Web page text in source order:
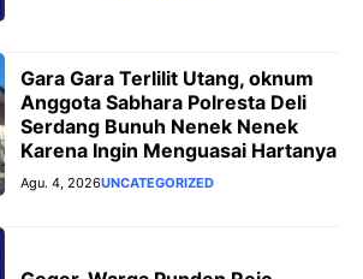
Gara Gara Terlilit Utang, oknum
Anggota Sabhara Polresta Deli
Serdang Bunuh Nenek Nenek
Karena Ingin Menguasai Hartanya
Agu. 4, 2026UNCATEGORIZED